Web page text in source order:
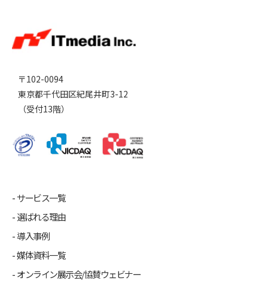
〒102-0094
東京都千代田区紀尾井町3-12
（受付13階）
サービス一覧
選ばれる理由
導入事例
媒体資料一覧
オンライン展示会/協賛ウェビナー